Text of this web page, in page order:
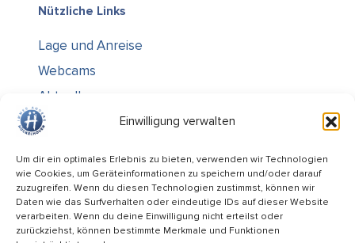
Einwilligung verwalten
Um dir ein optimales Erlebnis zu bieten, verwenden wir Technologien
wie Cookies, um Geräteinformationen zu speichern und/oder darauf
zuzugreifen. Wenn du diesen Technologien zustimmst, können wir
Daten wie das Surfverhalten oder eindeutige IDs auf dieser Website
verarbeiten. Wenn du deine Einwilligung nicht erteilst oder
zurückziehst, können bestimmte Merkmale und Funktionen
Nützliche Links
Lage und Anreise
Webcams
Aktuelles
Über uns
Kontakt / Öffnungszeiten
Alle Ämter
Stellenausschreibungen
Rechtliches